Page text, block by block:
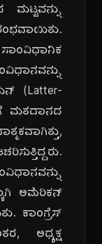
ಮಟ್ಟವನ್ನು
(Latter-
ಮತದಾನದ
ಅಮೆರಿಕನ್
ಕಾಂಗ್ರೆಸ್
ಅಧ್ಯಕ್ಷ